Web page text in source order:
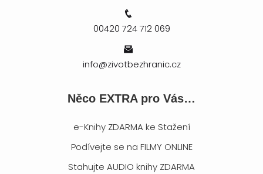
00420 724 712 069
info@zivotbezhranic.cz
Něco EXTRA pro Vás…
e-Knihy ZDARMA ke Stažení
Podívejte se na FILMY ONLINE
Stahujte AUDIO knihy ZDARMA